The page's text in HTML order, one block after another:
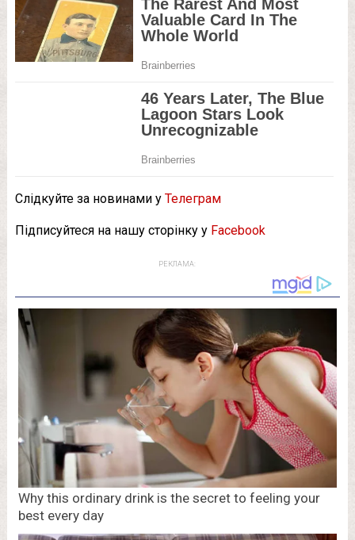
Слідкуйте за новинами у Телеграм
Підписуйтеся на нашу сторінку у Facebook
РЕКЛАМА: